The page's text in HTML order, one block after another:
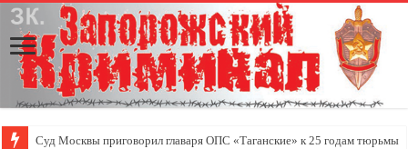
Суд Москвы приговорил главаря ОПС «Таганские» к 25 годам тюрьмы